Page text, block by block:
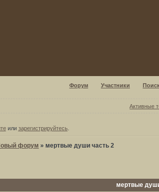
Форум Участники
Активные
или зарегистрируйтесь.
форум » мертвые души часть 2
мертвые